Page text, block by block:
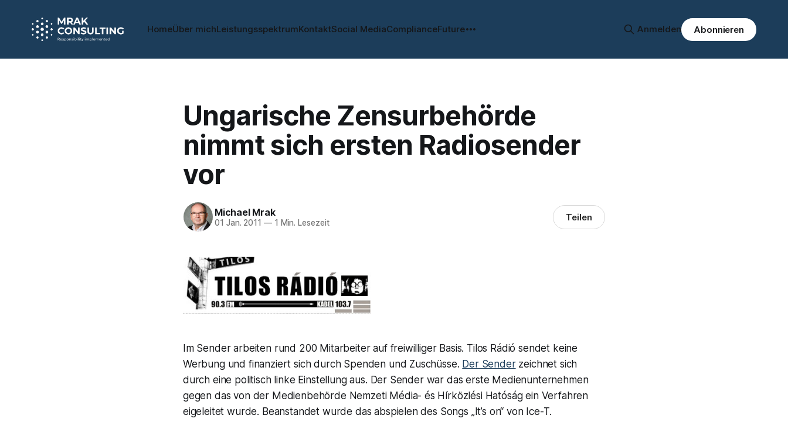
HomeÜber michLeistungsspektrumKontaktSocial MediaComplianceFuture Anmelden Abonnieren
Ungarische Zensurbehörde
nimmt sich ersten Radiosender
vor
Michael Mrak
01 Jan. 2011 —1 Min. Lesezeit Teilen
Im Sender arbeiten rund 200 Mitarbeiter auf freiwilliger Basis. Tilos Rádió sendet keine
Werbung und finanziert sich durch Spenden und Zuschüsse. Der Senderzeichnet sich
durch eine politisch linke Einstellung aus. Der Sender war das erste Medienunternehmen
gegen das von der Medienbehörde Nemzeti Média- és Hírközlési Hatóság ein Verfahren
eigeleitet wurde. Beanstandet wurde das abspielen des Songs „It’s on“ von Ice-T.